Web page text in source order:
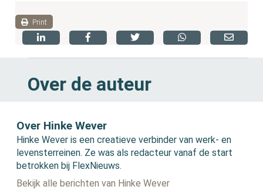
Print
Over de auteur
Over Hinke Wever
Hinke Wever is een creatieve verbinder van werk- en
levensterreinen. Ze was als redacteur vanaf de start
betrokken bij FlexNieuws.
Bekijk alle berichten van Hinke Wever